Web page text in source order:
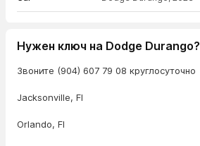
Нужен ключ на Dodge Durango?
Звоните (904) 607 79 08 круглосуточно
Jacksonville, Fl
Orlando, Fl